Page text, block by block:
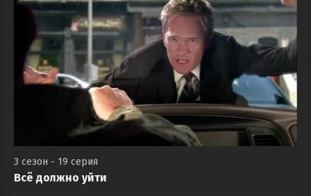
3 сезон - 19 серия
Всё должно уйти